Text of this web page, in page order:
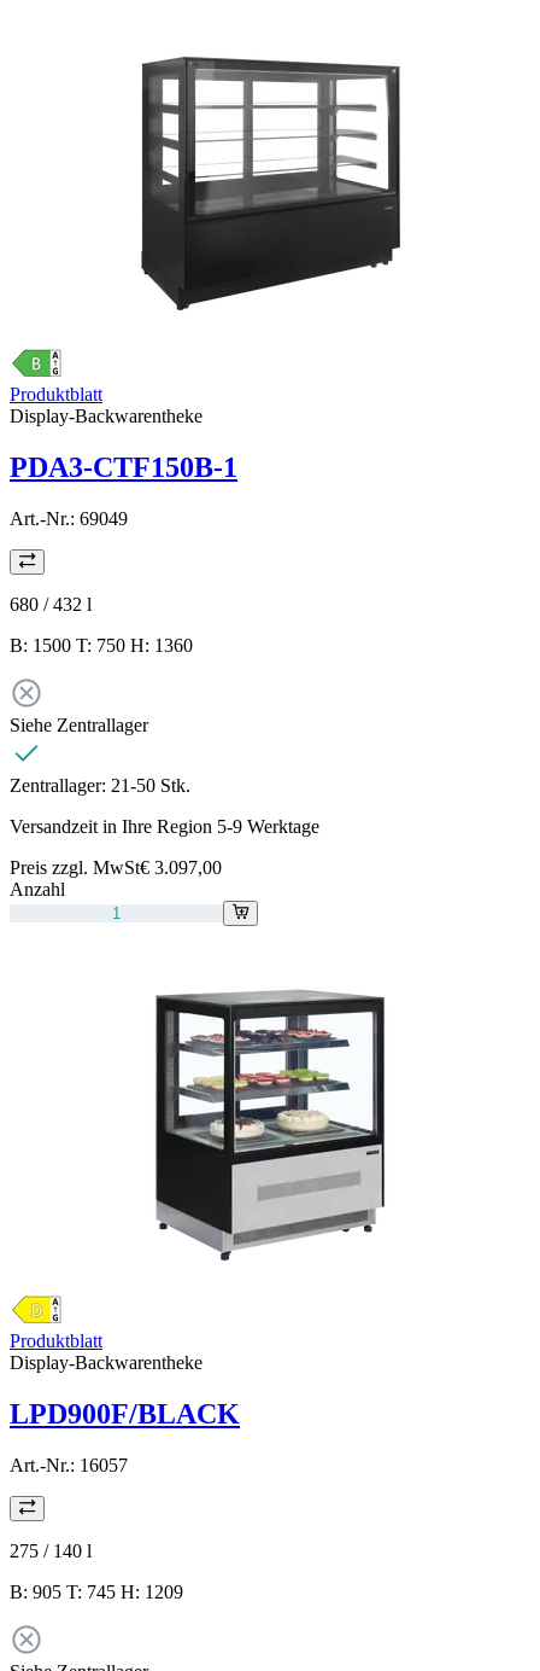
Produktblatt
Display-Backwarentheke
PDA3-CTF150B-1
Art.-Nr.: 69049
680 / 432 l
B: 1500 T: 750 H: 1360
Siehe Zentrallager
Zentrallager: 21-50 Stk.
Versandzeit in Ihre Region 5-9 Werktage
Preis zzgl. MwSt€ 3.097,00
Anzahl
Produktblatt
Display-Backwarentheke
LPD900F/BLACK
Art.-Nr.: 16057
275 / 140 l
B: 905 T: 745 H: 1209